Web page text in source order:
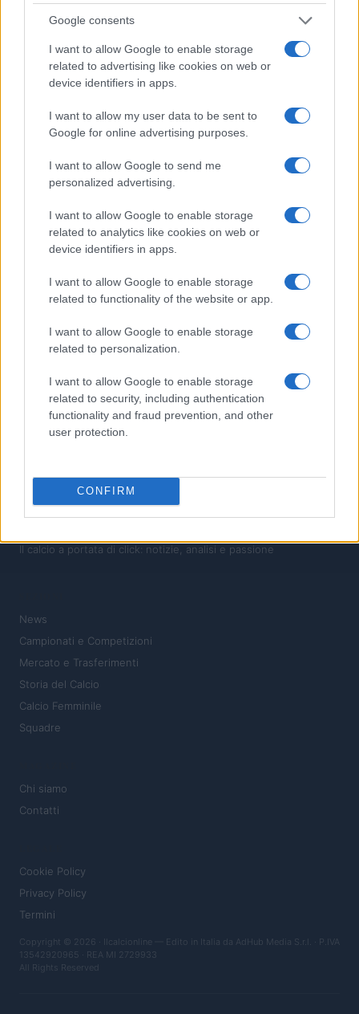
Google consents
I want to allow Google to enable storage
related to advertising like cookies on web or
device identifiers in apps.
I want to allow my user data to be sent to
Google for online advertising purposes.
I want to allow Google to send me
personalized advertising.
I want to allow Google to enable storage
related to analytics like cookies on web or
device identifiers in apps.
I want to allow Google to enable storage
related to functionality of the website or app.
I want to allow Google to enable storage
related to personalization.
I want to allow Google to enable storage
related to security, including authentication
functionality and fraud prevention, and other
user protection.
CONFIRM
Franco Baresi muore a 66 anni: omaggi e ricordi per il
Andrea Conforti · 3 Ago 2026
PIÙ LETTI
Scopri Calcio: il borgo lombardo ricco di storia e cultura
La visione di Vito Tisci per il futuro del calcio giovanile
Franco Baresi muore a 66 anni: omaggi e ricordi per il
Zidane: dalla gloria in campo alla panchina del Real Madrid
Storia tattica del calcio italiano: catenaccio, zona, pressing e
posizionale
Il calcio a portata di click: notizie, analisi e passione
News
Campionati e Competizioni
Mercato e Trasferimenti
Storia del Calcio
Calcio Femminile
Squadre
Chi siamo
Contatti
Cookie Policy
Privacy Policy
Termini
Copyright © 2026 · Ilcalcionline — Edito in Italia da AdHub Media S.r.l. · P.IVA
13542920965 · REA MI 2729933
All Rights Reserved